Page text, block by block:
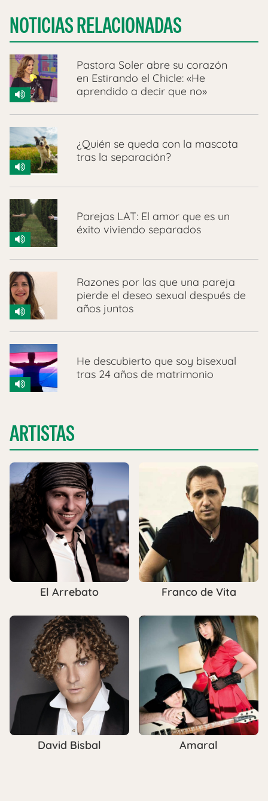
NOTICIAS RELACIONADAS
Pastora Soler abre su corazón
en Estirando el Chicle: «He
aprendido a decir que no»
¿Quién se queda con la mascota
tras la separación?
Parejas LAT: El amor que es un
éxito viviendo separados
Razones por las que una pareja
pierde el deseo sexual después de
años juntos
He descubierto que soy bisexual
tras 24 años de matrimonio
ARTISTAS
El Arrebato Franco de Vita
David Bisbal Amaral